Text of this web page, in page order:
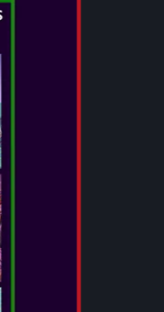
și chiar
pe